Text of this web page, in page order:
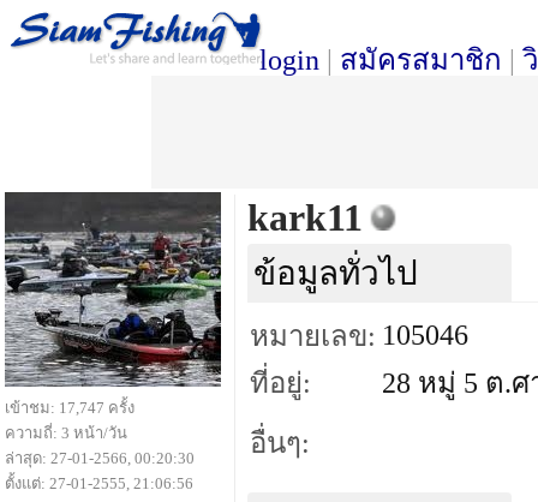
login | สมัครสมาชิก |
kark11
ข้อมูลทั่วไป
หมายเลข: 105046
ที่อยู่:
28 หมู่ 5 ต.ศ
อื่นๆ:
เข้าชม: 17,747 ครั้ง
ความถี่: 3 หน้า/วัน
ล่าสุด: 27-01-2566, 00:20:30
ตั้งแต่: 27-01-2555, 21:06:56